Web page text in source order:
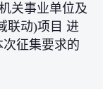
关事业单位及
联动)项目 进
征集要求的